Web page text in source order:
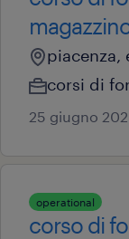
piacenza,
corsi di
25 giugno
operational
corso di